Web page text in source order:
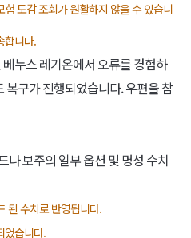
도감 조회가 원활하지 않을 수 있습니
합니다.
베누스 레기온에서 오류를 경험하
복구가 진행되었습니다. 우편을 참
나 보주의 일부 옵션 및 명성 수치
된 수치로 반영됩니다.
었습니다.